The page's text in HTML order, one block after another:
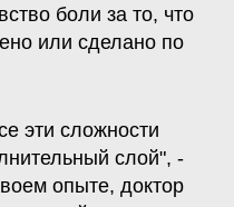
боли за то, что
или сделано по
эти сложности
слой", -
опыте, доктор